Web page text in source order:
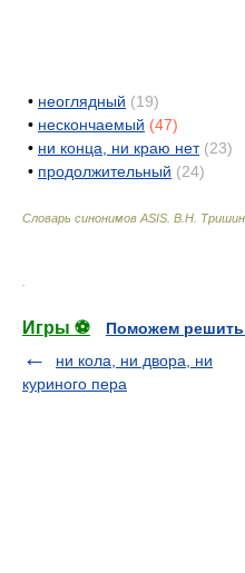
• неоглядный (19)
• нескончаемый (47)
• ни конца, ни краю нет (23)
• продолжительный (24)
Словарь синонимов ASIS. В.Н. Тришин
Игры ⚽
Поможем решить
ни кола, ни двора, ни
куриного пера